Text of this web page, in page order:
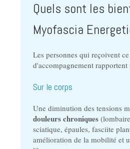
Quels sont les
Myofascia
Les personnes qui reçoivent
d'accompagnement
Sur le corps
Une diminution des tensions
douleurs chroniques
sciatique, épaules, fasciite
amélioration de la mobilité et